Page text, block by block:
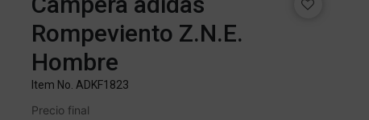
Rompeviento Z.N.E.
Hombre
Item No. ADKF1823
Precio final